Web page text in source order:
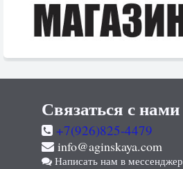
Связаться с нами
+7(926)825-4479
info@aginskaya.com
Написать нам в мессенджер